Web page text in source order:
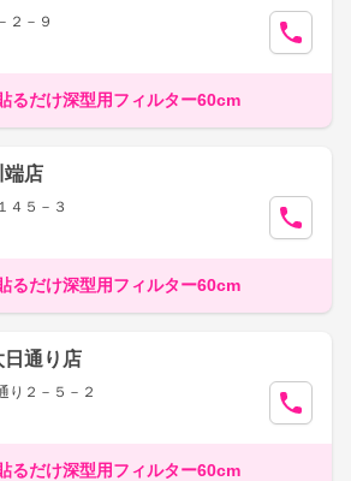
２－９
るだけ深型用フィルター60cm
端店
４５－３
るだけ深型用フィルター60cm
日通り店
り２－５－２
るだけ深型用フィルター60cm